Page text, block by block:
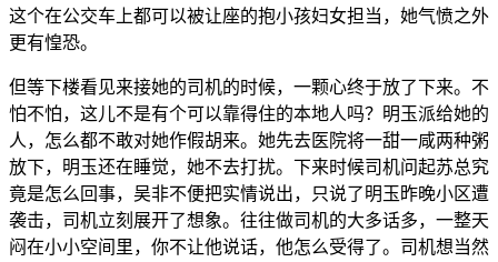
这个在公交车上都可以被让座的抱小孩妇女担当，她气愤之外
更有惶恐。
但等下楼看见来接她的司机的时候，一颗心终于放了下来。不
怕不怕，这儿不是有个可以靠得住的本地人吗？明玉派给她的
人，怎么都不敢对她作假胡来。她先去医院将一甜一咸两种粥
放下，明玉还在睡觉，她不去打扰。下来时候司机问起苏总究
竟是怎么回事，吴非不便把实情说出，只说了明玉昨晚小区遭
袭击，司机立刻展开了想象。往往做司机的大多话多，一整天
闷在小小空间里，你不让他说话，他怎么受得了。司机想当然